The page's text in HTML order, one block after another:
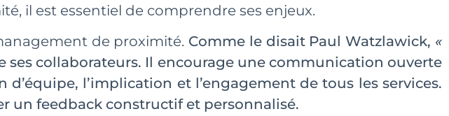
il est essentiel de comprendre ses enjeux.
de proximité. Comme le disait Paul Watzlawick, «
ses collaborateurs. Il encourage une communication ouverte
l’implication et l’engagement de tous les services.
un feedback constructif et personnalisé.